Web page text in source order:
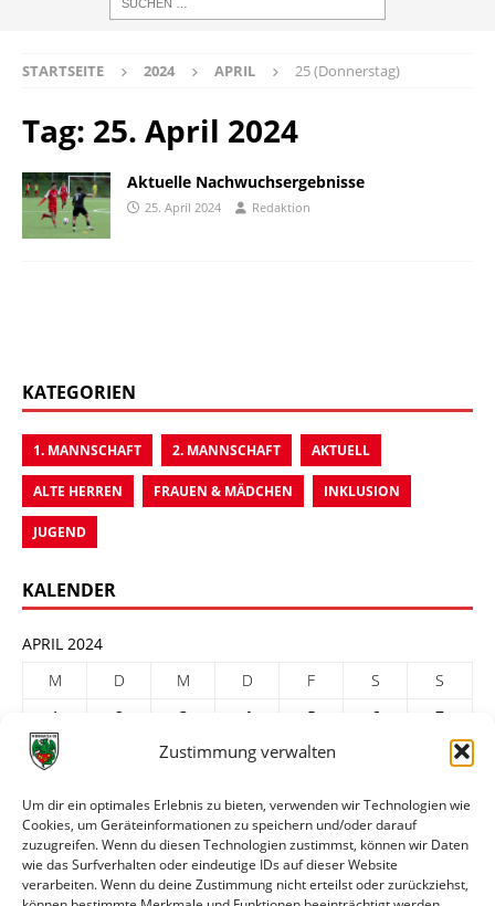
Zustimmung verwalten
Um dir ein optimales Erlebnis zu bieten, verwenden wir Technologien wie
Cookies, um Geräteinformationen zu speichern und/oder darauf
zuzugreifen. Wenn du diesen Technologien zustimmst, können wir Daten
wie das Surfverhalten oder eindeutige IDs auf dieser Website
verarbeiten. Wenn du deine Zustimmung nicht erteilst oder zurückziehst,
STARTSEITE 2024 APRIL 25 (Donnerstag)
Tag: 25. April 2024
Aktuelle Nachwuchsergebnisse
25. April 2024 Redaktion
KATEGORIEN
1. MANNSCHAFT 2. MANNSCHAFT AKTUELL
ALTE HERREN FRAUEN & MÄDCHEN INKLUSION
JUGEND
KALENDER
APRIL 2024
M
D M D F S
S
1
2 3 4 5 6
7
8
10 11 12
22
23 24 25 26 27
29
30
« März
Mai »